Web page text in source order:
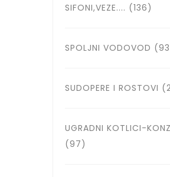
SIFONI,VEZE.... (136)
SPOLJNI VODOVOD
SUDOPERE I ROSTOVI
UGRADNI KOTLICI-
(97)